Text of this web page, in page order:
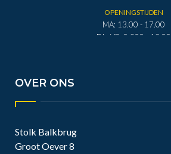
OPENINGSTIJDEN
MA: 13.00 - 17.00
DI - VR: 0.900 - 12.00
OVER ONS
Stolk Balkbrug
Groot Oever 8